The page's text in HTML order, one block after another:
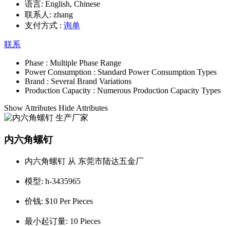
语言: English, Chinese
联系人: zhang
支付方式 : 询单
联系
Phase : Multiple Phase Range
Power Consumption : Standard Power Consumption Types
Brand : Several Brand Variations
Production Capacity : Numerous Production Capacity Types
Show Attributes Hide Attributes
内六角螺钉
内六角螺钉 从 东莞市陆达五金厂
模型: h-3435965
价钱: $10 Per Pieces
最小起订量: 10 Pieces